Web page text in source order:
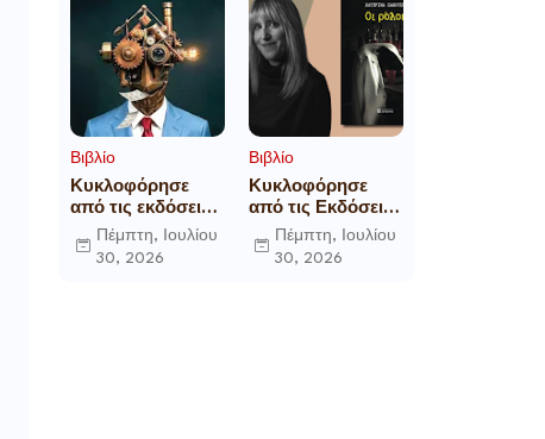
Βιβλίο
Κυκλοφόρησε
από τις εκδόσεις
Gema το
μυθιστόρημα του
Πέμπτη, Ιουλίου
30, 2026
Βιβλίο
Κυκλοφόρησε
από τις Εκδόσεις
Επίμετρο το
αστυνομικό
Πέμπτη, Ιουλίου
30, 2026